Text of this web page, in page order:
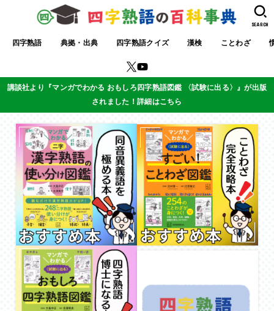
四字熟語 典拠・出典 四字熟語クイズ 漢検 ことわざ
SEARCH
講談社より『マンガでわかる おもしろ四字熟語図鑑 〈試験に出る〉』が出版
されました！詳細はこちら